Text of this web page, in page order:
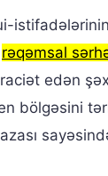
rəqəmsal
edən
bölgəsini